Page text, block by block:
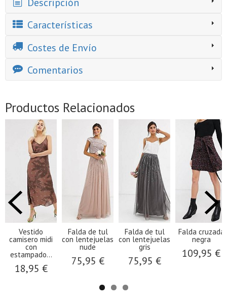
Características
Costes de Envío
Comentarios
Productos Relacionados
Vestido
camisero midi
con
estampado...
18,95 €
Falda de tul
con lentejuelas
nude
75,95 €
Falda de tul
con lentejuelas
gris
75,95 €
Falda cruzada
negra
109,95 €